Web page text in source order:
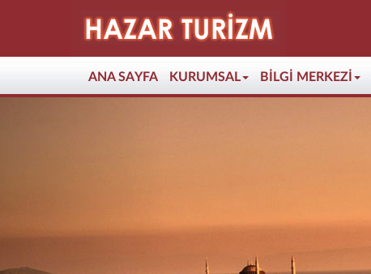
ANA SAYFA(current)
KURUMSAL BİLGİ MERKEZİ